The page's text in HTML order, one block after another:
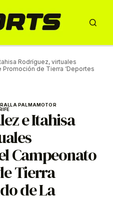
Rodríguez, virtuales
de Tierra ‘Deportes
LA PALMAMOTOR
e Itahisa
Campeonato
Tierra
de La